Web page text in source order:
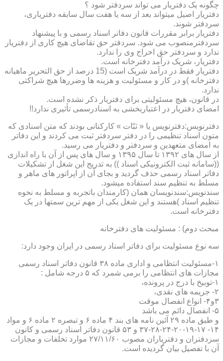
چگونه یک دفتریار می تواند سردفتر شود ؟
دفتریار اصیل میتواند بعد از سه یا هفت سال سابقه دفتریاری،
سردفتر شوند.
دفتریار برابر مقررات قانون دفاتر اسناد رسمی و با پیشنهاد
سردفترمنصوب می شود. سردفتر حق تقاضای هیچ کاری از دفتریار
ندارد و سردفتر حق اخراج وی را ندارد.
دفتریار، شریک درآمد دفترخانه است.
دفتریار فقط در درآمد شریک است (15 درصد از حق التحریر ماهیانه
دفترخانه )و در کار و مسئولیت و هزینه ها وضررها هیچ شراکتی
ندارد.
در قانون، هیچ مسئولیتی برای دفتریار ذکر نشده است.
امضای دفتریار در اعتباربخشی به اسنادرسمی تأثیری ندارد!!
دفترنویس:دفترنویس یا « ثبّات » کارکنانی بودند که متن اسنادی که
متون اسناد تنظیمی را در دفتر سردفتر ثبت می کردند و این دفاتر
به امضای متعهدین و سردفتر و دفتریار می رسید.
از سال های ۱۳۹۲ تا سال ۱۳۹۵ و سال های پس از آن با راه اندازی
((سامانه ثبت الکترونیکی اسناد )) به تدریج این شغل از تشکیلات
دفاتر اسناد رسمی حذف گردید و بجای آن از اپراتور های ماهر و
مسلط به تنظیم سند استفاده میشود.
سندنویس:سندنویسان همان (کارمندان باتجربه و مسلط به نحوه
تنظیم اسناد )هستند و این شغل یکی از مهم ترین سمتها در یک
دفترخانه است.
مبحث دوم) : مسئولیت های دفترخانه
سه نوع مسئولیت برای دفاتر اسناد رسمی در ایران وجود دارد:
۱-مسئولیت انتظامی و اداری ماده ۳۸ قانون دفاتر اسناد رسمی
مجازات های انتظامی را برمی شمرد که ۵ درجه شامل :
۱-توبیخ با درج در پرونده،
۲- جریمه های نقدی،
۳و۴- انواع انفصال موقت
۵- انفصال دائم می باشد
و طبق ماده ۲۹ آئین نامه های بند ۴ ماده ۶ و تبصره ۲ ماده ۶ و مواد
۱۴- ۱۷-۱۹-۲۰-۲۴-۲۸-۳۷ و ۵۳ قانون دفاتر اسناد رسمی و کانون
سردفتران و دفتریاران مصوب ۲۷/۱۱/۶۰ موارد تخلفات و مجازات
آن با تفصیل بیان گردیده است.